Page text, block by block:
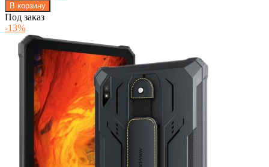
В корзину
Под заказ
-13%